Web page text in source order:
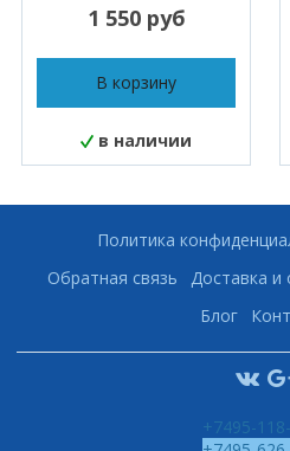
1 550 руб
В корзину
в наличии
Политика
Обратная связь
Доставка и
Блог
+7495-